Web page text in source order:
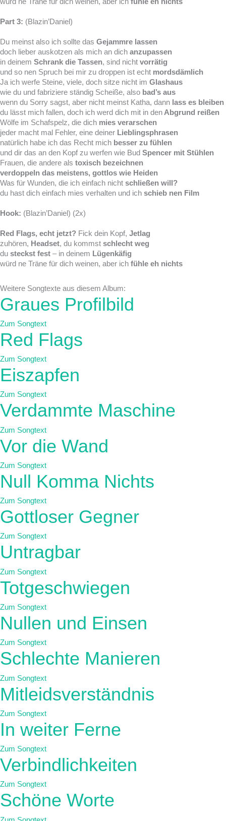
würd ne Träne für dich weinen, aber ich fühle eh nichts
Part 3: (Blazin’Daniel)
Du meinst also ich sollte das Gejammre lassen
doch lieber auskotzen als mich an dich anzupassen
in deinem Schrank die Tassen, sind nicht vorrätig
und so nen Spruch bei mir zu droppen ist echt mordsdämlich
Ja ich werfe Steine, viele, doch sitze nicht im Glashaus
wie du und fabriziere ständig Scheiße, also bad’s aus
wenn du Sorry sagst, aber nicht meinst Katha, dann lass es bleiben
du lässt mich fallen, doch ich werd dich mit in denAbgrund reißen
Wölfe im Schafspelz, die dich mies verarschen
jeder macht mal Fehler, eine deiner Lieblingsphrasen
natürlich habe ich das Recht mich besser zu fühlen
und dir das an den Kopf zu werfen wie Bud Spencer mit Stühlen
Frauen, die andere als toxisch bezeichnen
verdoppeln das meistens, gottlos wie Heiden
Was für Wunden, die ich einfach nicht schließen will?
du hast dich einfach mies verhalten und ich schieb nen Film
Hook: (Blazin’Daniel) (2x)
Red Flags, echt jetzt? Fick dein Kopf, Jetlag
zuhören, Headset, du kommst schlecht weg
du steckst fest – in deinem Lügenkäfig
würd ne Träne für dich weinen, aber ich fühle eh nichts
Weitere Songtexte aus diesem Album:
Graues Profilbild
Zum Songtext
Red Flags
Zum Songtext
Eiszapfen
Zum Songtext
Verdammte Maschine
Zum Songtext
Vor die Wand
Zum Songtext
Null Komma Nichts
Zum Songtext
Gottloser Gegner
Zum Songtext
Untragbar
Zum Songtext
Totgeschwiegen
Zum Songtext
Nullen und Einsen
Zum Songtext
Schlechte Manieren
Zum Songtext
Mitleidsverständnis
Zum Songtext
In weiter Ferne
Zum Songtext
Verbindlichkeiten
Zum Songtext
Schöne Worte